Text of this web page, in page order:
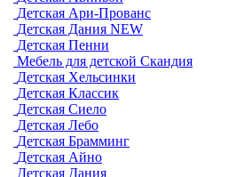
Детская Ари-Прованс
Детская Дания NEW
Детская Пенни
Мебель для детской Скандия
Детская Хельсинки
Детская Классик
Детская Сиело
Детская Лебо
Детская Брамминг
Детская Айно
Детская Дания